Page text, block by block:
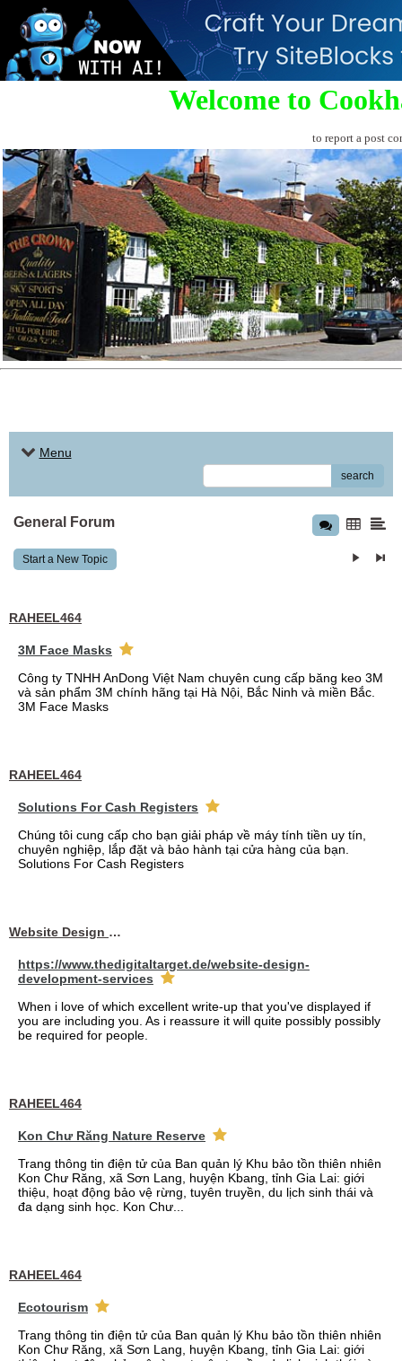
Welcome to
to report a post
Menu
search
General Forum
Start a New Topic
RAHEEL464
3M Face Masks
Công ty TNHH AnDong Việt Nam chuyên cung cấp băng keo 3M
và sản phẩm 3M chính hãng tại Hà Nội, Bắc Ninh và miền Bắc.
3M Face Masks
RAHEEL464
Solutions For Cash Registers
Chúng tôi cung cấp cho bạn giải pháp về máy tính tiền uy tín,
chuyên nghiệp, lắp đặt và bảo hành tại cửa hàng của bạn.
Solutions For Cash Registers
Website Design Services berin
https://www.thedigitaltarget.de/website-design-
development-services
When i love of which excellent write-up that you've displayed if
you are including you. As i reassure it will quite possibly possibly
be required for people.
RAHEEL464
Kon Chư Răng Nature Reserve
Trang thông tin điện tử của Ban quản lý Khu bảo tồn thiên nhiên
Kon Chư Răng, xã Sơn Lang, huyện Kbang, tỉnh Gia Lai: giới
thiệu, hoạt động bảo vệ rừng, tuyên truyền, du lịch sinh thái và
đa dạng sinh học. Kon Chư...
RAHEEL464
Ecotourism
Trang thông tin điện tử của Ban quản lý Khu bảo tồn thiên nhiên
Kon Chư Răng, xã Sơn Lang, huyện Kbang, tỉnh Gia Lai: giới